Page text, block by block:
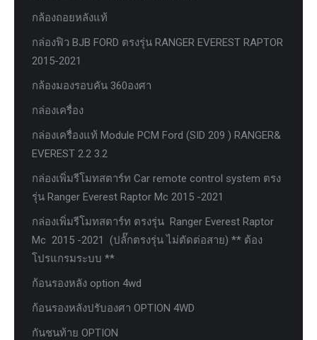
กล้องถอยหลังแท้
กล่องฟิว BJB FORD ตรงรุ่น RANGER EVEREST RAPTOR
2015-2021
กล้องมองรอบคัน 360องศา
กล่องเครื่อง
กล่องเครื่องแท้ Module PCM Ford (SID 209 ) RANGER&
EVEREST 2.2 3.2
กล่องเพิ่มรีโมทสตาร์ท Car remote control system ตรง
รุ่น Ranger Everest Raptor Mc 2015 -2021
กล่องเพิ่มรีโมทสตาร์ท ตรงรุ่น Ranger Everest Raptor
Mc 2015 -2021 (ปลั๊กตรงรุ่น ไม่ตัดต่อสาย) ** ต้อง
โปรแกรมระบบ **
ก้อนรองหลัง option 4wd
ก้อนรองหลังปรับองศา OPTION 4WD
กันชนท้าย OPTION